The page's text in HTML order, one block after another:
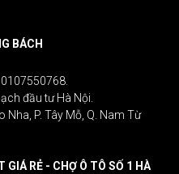
BÁCH
đầu tư Hà Nội.
Nha, P. Tây Mỗ, Q. Nam Từ
GIÁ RẺ - CHỢ Ô TÔ SỐ 1 HÀ